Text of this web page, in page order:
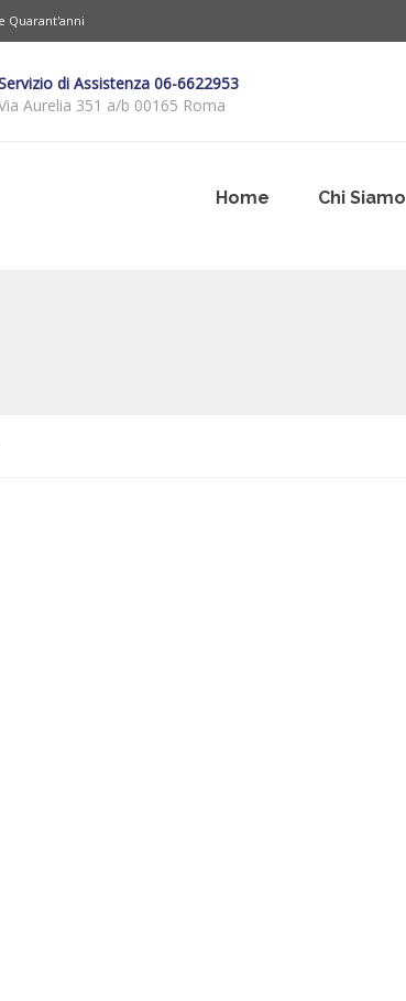
Quarant'anni
di Assistenza 06-6622953
Aurelia 351 a/b 00165 Roma
Home Chi Siamo